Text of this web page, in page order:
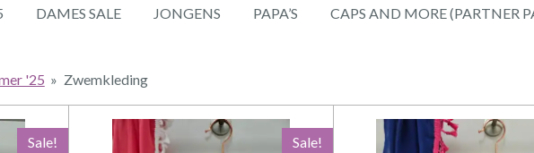
DAMES SALE JONGENS PAPA’S CAPS AND MORE (PARTNER
'25 » Zwemkleding
Sale! Sale!